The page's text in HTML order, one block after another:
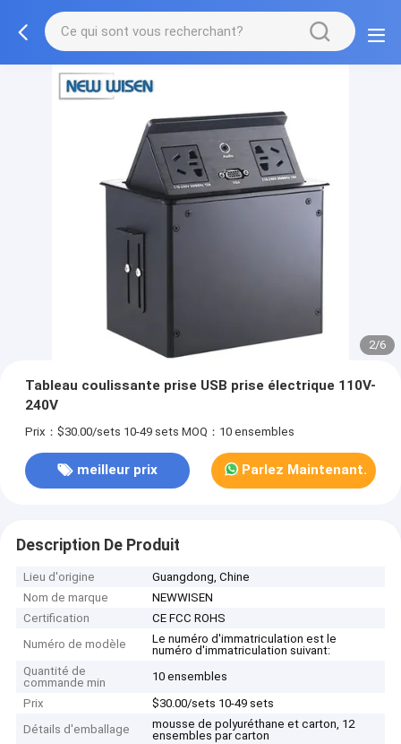
2/6
Tableau coulissante prise USB prise électrique 110V-
240V
Prix：$30.00/sets 10-49 sets MOQ：10 ensembles
meilleur prix Parlez Maintenant.
Description De Produit
Lieu d'origine
Guangdong, Chine
Nom de marque
NEWWISEN
Certification
CE FCC ROHS
Numéro de modèle
Le numéro d'immatriculation est le
numéro d'immatriculation suivant:
Quantité de
commande min
10 ensembles
Prix
$30.00/sets 10-49 sets
Détails d'emballage
mousse de polyuréthane et carton, 12
ensembles par carton